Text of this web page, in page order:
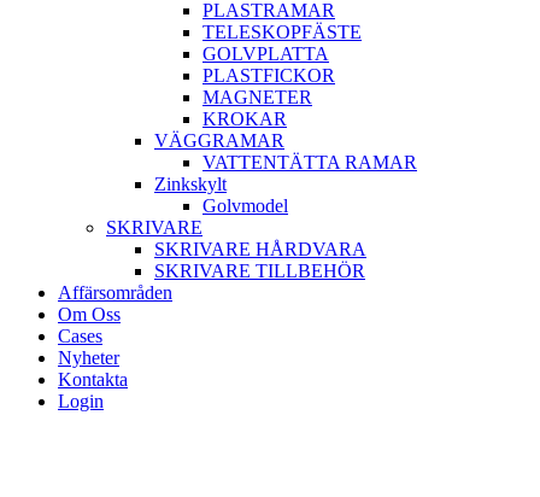
PLASTRAMAR
TELESKOPFÄSTE
GOLVPLATTA
PLASTFICKOR
MAGNETER
KROKAR
VÄGGRAMAR
VATTENTÄTTA RAMAR
Zinkskylt
Golvmodel
SKRIVARE
SKRIVARE HÅRDVARA
SKRIVARE TILLBEHÖR
Affärsområden
Om Oss
Cases
Nyheter
Kontakta
Login